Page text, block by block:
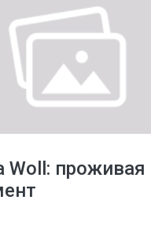
Woll: проживая